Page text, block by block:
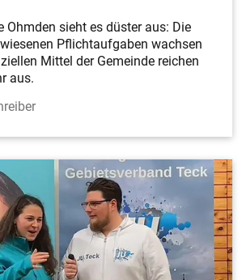
Ohmden sieht es düster aus: Die
Pflichtaufgaben wachsen
Mittel der Gemeinde reichen
aus.